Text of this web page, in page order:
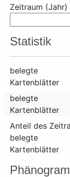
Zeitraum (Jahr)
Statistik
belegte
Kartenblätter
belegte
Kartenblätter
Anteil des
belegte
Kartenblätter